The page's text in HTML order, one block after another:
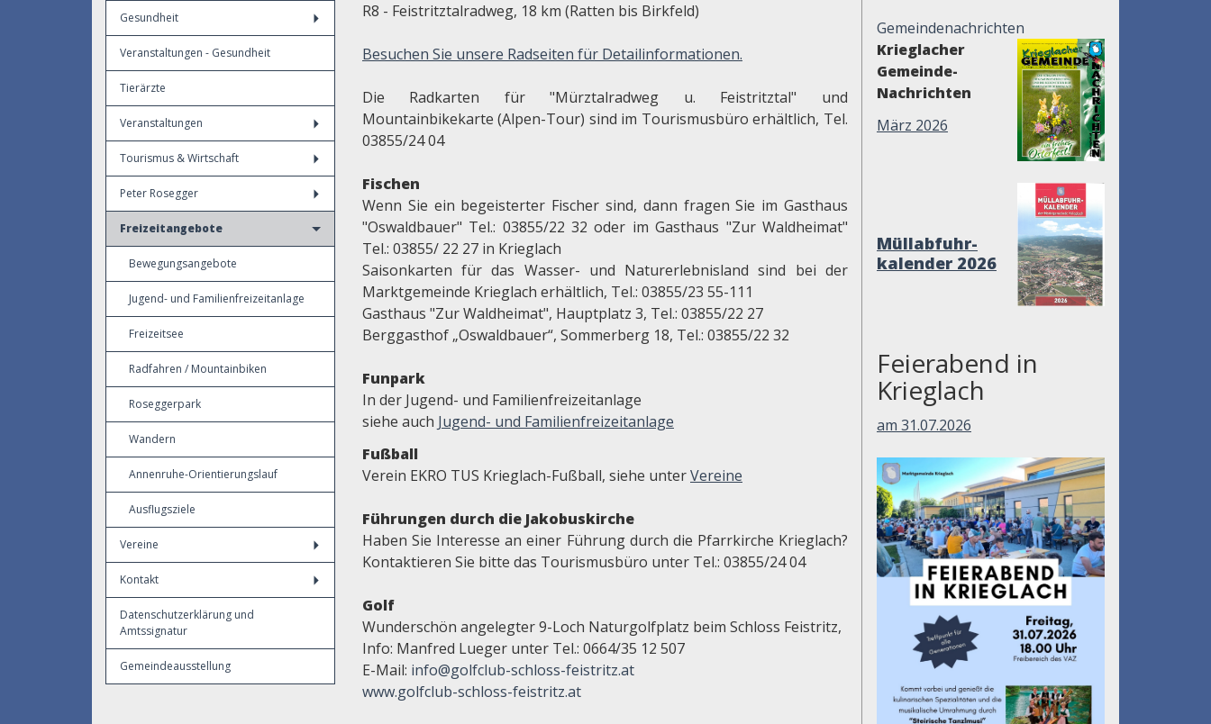
Gesundheit
Veranstaltungen - Gesundheit
Tierärzte
Veranstaltungen
Tourismus & Wirtschaft
Peter Rosegger
Freizeitangebote
Bewegungsangebote
Jugend- und Familienfreizeitanlage
Freizeitsee
Radfahren / Mountainbiken
Roseggerpark
Wandern
Annenruhe-Orientierungslauf
Ausflugsziele
Vereine
Kontakt
Datenschutzerklärung und
Amtssignatur
Gemeindeausstellung
R8 - Feistritztalradweg, 18 km (Ratten bis Birkfeld)
Besuchen Sie unsere Radseiten für Detailinformationen.
Die Radkarten für "Mürztalradweg u. Feistritztal" und
Mountainbikekarte (Alpen-Tour) sind im Tourismusbüro erhältlich, Tel.
03855/24 04
Fischen
Wenn Sie ein begeisterter Fischer sind, dann fragen Sie im Gasthaus
"Oswaldbauer" Tel.: 03855/22 32 oder im Gasthaus "Zur Waldheimat"
Tel.: 03855/ 22 27 in Krieglach
Saisonkarten für das Wasser- und Naturerlebnisland sind bei der
Marktgemeinde Krieglach erhältlich, Tel.: 03855/23 55-111
Gasthaus "Zur Waldheimat", Hauptplatz 3, Tel.: 03855/22 27
Berggasthof „Oswaldbauer“, Sommerberg 18, Tel.: 03855/22 32
Funpark
In der Jugend- und Familienfreizeitanlage
siehe auch Jugend- und Familienfreizeitanlage
Fußball
Verein EKRO TUS Krieglach-Fußball, siehe unterVereine
Führungen durch die Jakobuskirche
Haben Sie Interesse an einer Führung durch die Pfarrkirche Krieglach?
Kontaktieren Sie bitte das Tourismusbüro unter Tel.: 03855/24 04
Golf
Wunderschön angelegter 9-Loch Naturgolfplatz beim Schloss Feistritz,
Info: Manfred Lueger unter Tel.: 0664/35 12 507
E-Mail: info@golfclub-schloss-feistritz.at
www.golfclub-schloss-feistritz.at
Gemeindenachrichten
Krieglacher
Gemeinde-
Nachrichten
März 2026
Müllabfuhr-
kalender 2026
Feierabend in
Krieglach
am 31.07.2026